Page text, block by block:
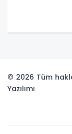
© 2026 Tüm
Yazılımı